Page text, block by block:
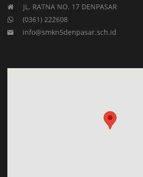
JL. RATNA NO. 17 DENPASAR
(0361) 222608
info@smkn5denpasar.sch.id